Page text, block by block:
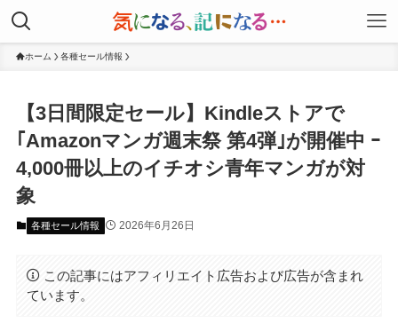
ホーム 各種セール情報
【3日間限定セール】Kindleストアで
｢Amazonマンガ週末祭 第4弾｣が開催中 ｰ
4,000冊以上のイチオシ青年マンガが対
象
各種セール情報 2026年6月26日
この記事にはアフィリエイト広告および広告が含まれ
ています。